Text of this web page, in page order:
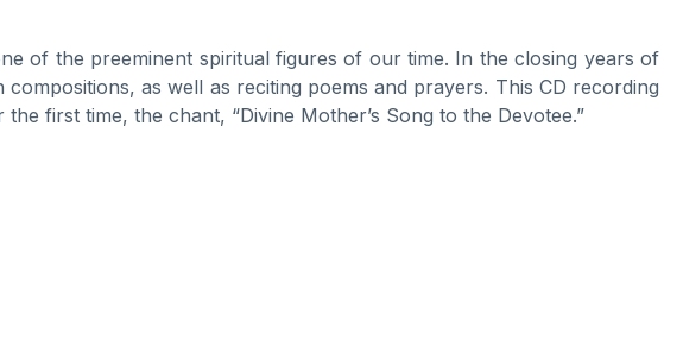
of the preeminent spiritual figures of our time. In the closing years of
as well as reciting poems and prayers. This CD recording
first time, the chant, “Divine Mother’s Song to the Devotee.”